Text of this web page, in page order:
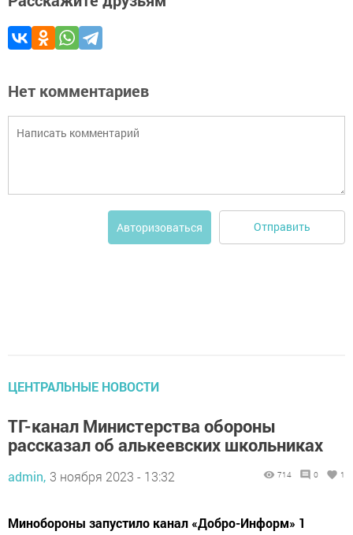
Нет комментариев
Авторизоваться Отправить
ЦЕНТРАЛЬНЫЕ НОВОСТИ
ТГ-канал Министерства обороны
рассказал об алькеевских школьниках
admin, 3 ноября 2023 - 13:32 714 0 1
Минобороны запустило канал «Добро-Информ» 1